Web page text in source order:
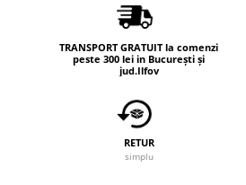
TRANSPORT GRATUIT la comenzi
peste 300 lei in București și
jud.Ilfov
RETUR
simplu